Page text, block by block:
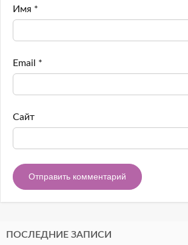
Имя *
Email *
Сайт
ПОСЛЕДНИЕ ЗАПИСИ